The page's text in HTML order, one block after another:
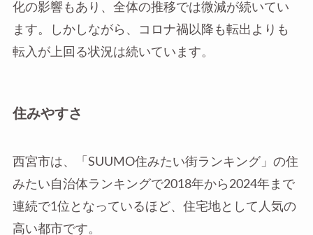
化の影響もあり、全体の推移では微減が続いてい
ます。しかしながら、コロナ禍以降も転出よりも
転入が上回る状況は続いています。
住みやすさ
西宮市は、「SUUMO住みたい街ランキング」の住
みたい自治体ランキングで2018年から2024年まで
連続で1位となっているほど、住宅地として人気の
高い都市です。